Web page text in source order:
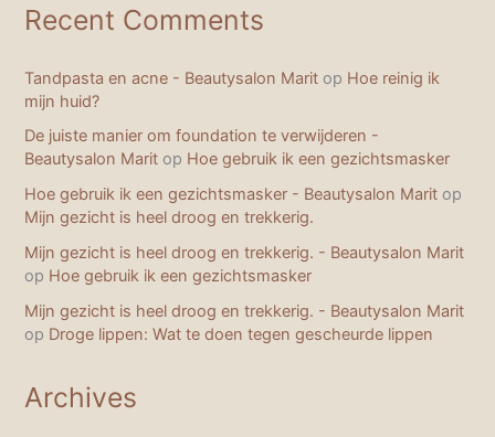
Recent Comments
Tandpasta en acne - Beautysalon Marit op Hoe reinig ik
mijn huid?
De juiste manier om foundation te verwijderen -
Beautysalon Marit op Hoe gebruik ik een gezichtsmasker
Hoe gebruik ik een gezichtsmasker - Beautysalon Marit op
Mijn gezicht is heel droog en trekkerig.
Mijn gezicht is heel droog en trekkerig. - Beautysalon Marit
op Hoe gebruik ik een gezichtsmasker
Mijn gezicht is heel droog en trekkerig. - Beautysalon Marit
op Droge lippen: Wat te doen tegen gescheurde lippen
Archives